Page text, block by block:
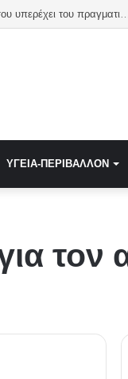
ΥΓΕΙΑ-ΠΕΡΙΒΑΛΛΟΝ
τον